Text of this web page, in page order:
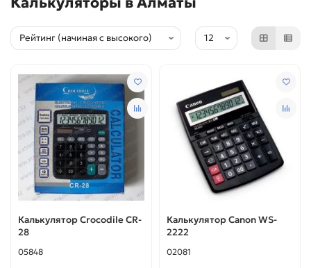
Калькулятор Crocodile CR-
28
05848
Калькулятор Canon WS-
2222
02081